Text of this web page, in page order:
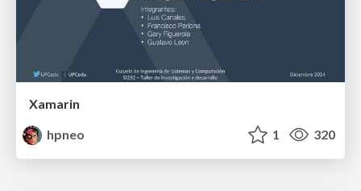
Xamarin
hpneo
1 320